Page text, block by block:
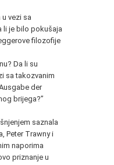
u vezi sa
li je bilo pokušaja
filozofije
Da li su
sa takozvanim
der
brijega?”
saznala
Peter Trawny i
naporima
priznanje u